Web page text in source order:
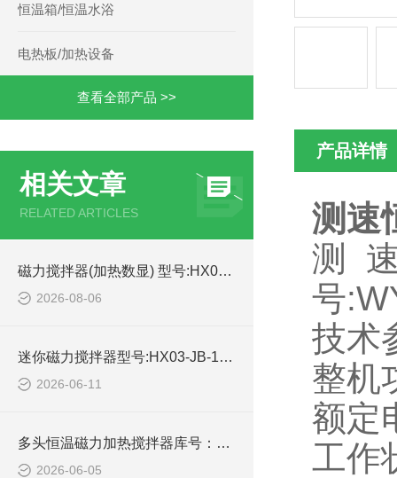
恒温箱/恒温水浴
电热板/加热设备
查看全部产品 >>
相关文章
RELATED ARTICLES
磁力搅拌器(加热数显) 型号:HX03-GL-6250C的简单介绍
2026-08-06
迷你磁力搅拌器型号:HX03-JB-1A库号：M414447的简单介绍
2026-06-11
多头恒温磁力加热搅拌器库号：M309592的简单介绍
2026-06-05
产品详情
测速
测
号
技术
整机
额定
工作